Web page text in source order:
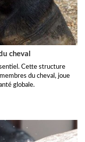
cheval
Cette structure
du cheval, joue
globale.